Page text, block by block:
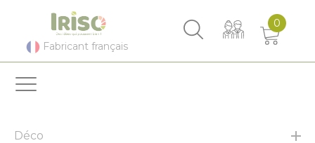
Fabricant français
0
Déco
Panneau de gestion des cookies